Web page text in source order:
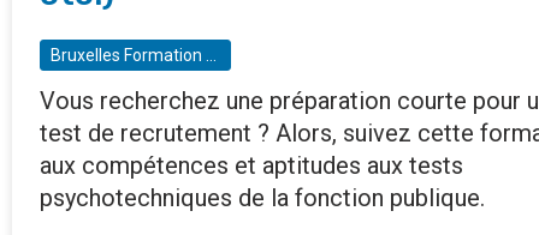
Vous recherchez une préparation courte pour
test de recrutement ? Alors, suivez cette
aux compétences et aptitudes aux tests
psychotechniques de la fonction publique.